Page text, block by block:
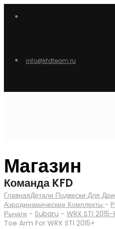
info@kfdteam.ru
Команда KFD
Магазин
ГлавнаяДетали Подвески Для
Аэродинамические Комплекты -
Рычаги - Subaru - WRX STI
Toe Arm For WRX STI 2015+